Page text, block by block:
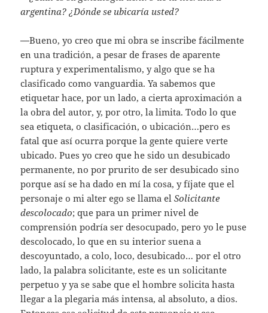
argentina? ¿Dónde se ubicaría usted?
—Bueno, yo creo que mi obra se inscribe fácilmente
en una tradición, a pesar de frases de aparente
ruptura y experimentalismo, y algo que se ha
clasificado como vanguardia. Ya sabemos que
etiquetar hace, por un lado, a cierta aproximación a
la obra del autor, y, por otro, la limita. Todo lo que
sea etiqueta, o clasificación, o ubicación…pero es
fatal que así ocurra porque la gente quiere verte
ubicado. Pues yo creo que he sido un desubicado
permanente, no por prurito de ser desubicado sino
porque así se ha dado en mí la cosa, y fíjate que el
personaje o mi alter ego se llama elSolicitante
descolocado; que para un primer nivel de
comprensión podría ser desocupado, pero yo le puse
descolocado, lo que en su interior suena a
descoyuntado, a colo, loco, desubicado… por el otro
lado, la palabra solicitante, este es un solicitante
perpetuo y ya se sabe que el hombre solicita hasta
llegar a la plegaria más intensa, al absoluto, a dios.